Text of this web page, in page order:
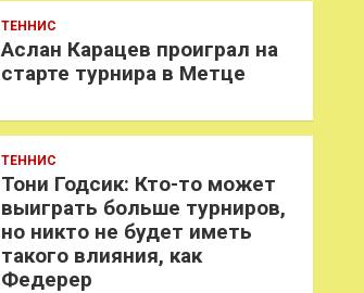
ТЕННИС
Аслан Карацев проиграл на
старте турнира в Метце
ТЕННИС
Тони Годсик: Кто-то может
выиграть больше турниров,
но никто не будет иметь
такого влияния, как
Федерер